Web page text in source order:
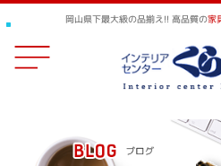
岡山県下最大級の品揃え!! 高品質の家